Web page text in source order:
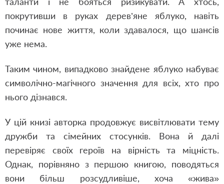
покрутивши в руках дерев’яне яблуко, навіть
починає нове життя, коли здавалося, що шансів
уже нема.
Таким чином, випадково знайдене яблуко набуває
символічно-магічного значення для всіх, хто про
нього дізнався.
У цій книзі авторка продовжує висвітлювати тему
дружби та сімейних стосунків. Вона й далі
перевіряє своїх героїв на вірність та міцність.
Однак, порівняно з першою книгою, поводяться
вони більш розсудливіше, хоча «жива»